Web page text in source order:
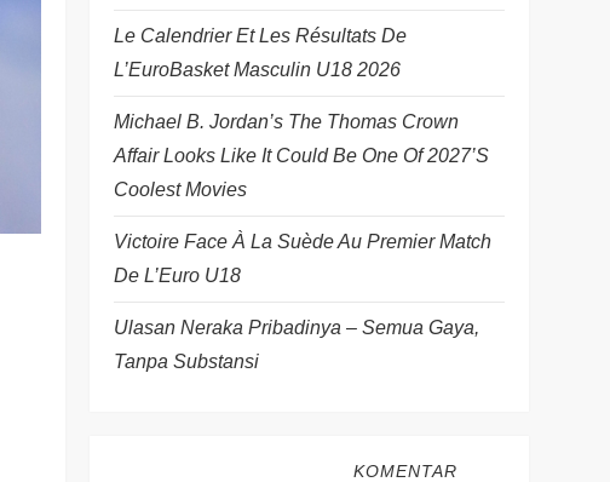
Le Calendrier Et Les Résultats De
L’EuroBasket Masculin U18 2026
Michael B. Jordan’s The Thomas Crown
Affair Looks Like It Could Be One Of 2027’s
Coolest Movies
Victoire Face À La Suède Au Premier Match
De L’Euro U18
Ulasan Neraka Pribadinya – Semua Gaya,
Tanpa Substansi
KOMENTAR